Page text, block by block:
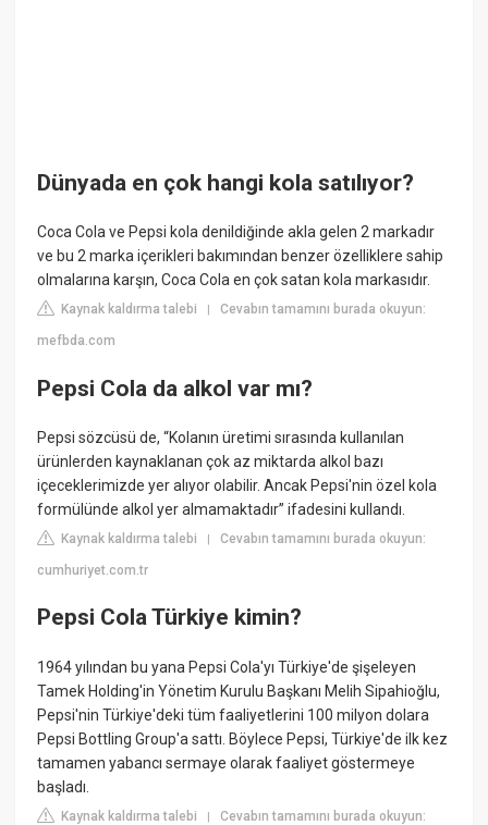
Dünyada en çok hangi kola satılıyor?
Coca Cola ve Pepsi kola denildiğinde akla gelen 2 markadır
ve bu 2 marka içerikleri bakımından benzer özelliklere sahip
olmalarına karşın, Coca Cola en çok satan kola markasıdır.
Kaynak kaldırma talebi |Cevabın tamamını burada okuyun:
mefbda.com
Pepsi Cola da alkol var mı?
Pepsi sözcüsü de, “Kolanın üretimi sırasında kullanılan
ürünlerden kaynaklanan çok az miktarda alkol bazı
içeceklerimizde yer alıyor olabilir. Ancak Pepsi'nin özel kola
formülünde alkol yer almamaktadır” ifadesini kullandı.
Kaynak kaldırma talebi |Cevabın tamamını burada okuyun:
cumhuriyet.com.tr
Pepsi Cola Türkiye kimin?
1964 yılından bu yana Pepsi Cola'yı Türkiye'de şişeleyen
Tamek Holding'in Yönetim Kurulu Başkanı Melih Sipahioğlu,
Pepsi'nin Türkiye'deki tüm faaliyetlerini 100 milyon dolara
Pepsi Bottling Group'a sattı. Böylece Pepsi, Türkiye'de ilk kez
tamamen yabancı sermaye olarak faaliyet göstermeye
başladı.
Kaynak kaldırma talebi |Cevabın tamamını burada okuyun: